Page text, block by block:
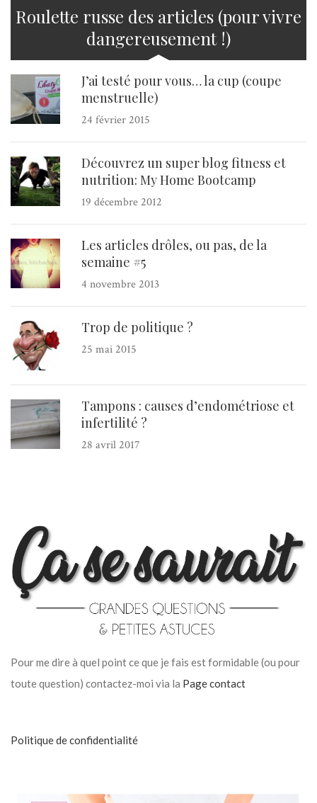
Roulette russe des articles (pour vivre
dangereusement !)
J’ai testé pour vous… la cup (coupe
menstruelle)
24 février 2015
Découvrez un super blog fitness et
nutrition: My Home Bootcamp
19 décembre 2012
Les articles drôles, ou pas, de la
semaine #5
4 novembre 2013
Trop de politique ?
25 mai 2015
Tampons : causes d’endométriose et
infertilité ?
28 avril 2017
Pour me dire à quel point ce que je fais est formidable (ou pour
toute question) contactez-moi via la Page contact
Politique de confidentialité